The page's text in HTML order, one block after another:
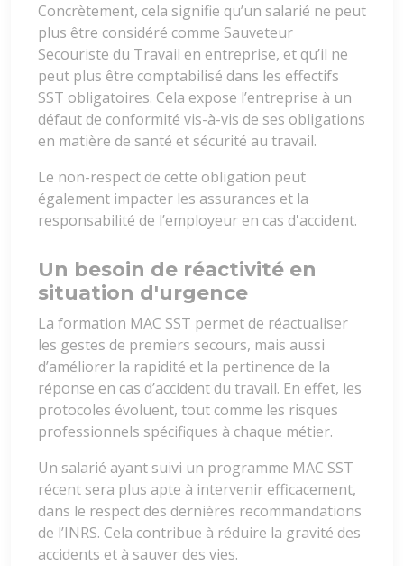
Concrètement, cela signifie qu’un salarié ne peut
plus être considéré comme Sauveteur
Secouriste du Travail en entreprise, et qu’il ne
peut plus être comptabilisé dans les effectifs
SST obligatoires. Cela expose l’entreprise à un
défaut de conformité vis-à-vis de ses obligations
en matière de santé et sécurité au travail.
Le non-respect de cette obligation peut
également impacter les assurances et la
responsabilité de l’employeur en cas d'accident.
Un besoin de réactivité en
situation d'urgence
La formation MAC SST permet de réactualiser
les gestes de premiers secours, mais aussi
d’améliorer la rapidité et la pertinence de la
réponse en cas d’accident du travail. En effet, les
protocoles évoluent, tout comme les risques
professionnels spécifiques à chaque métier.
Un salarié ayant suivi un programme MAC SST
récent sera plus apte à intervenir efficacement,
dans le respect des dernières recommandations
de l’INRS. Cela contribue à réduire la gravité des
accidents et à sauver des vies.